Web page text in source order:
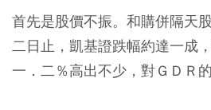
首先是股價不振。和購併隔天
二日止，凱基證跌幅約達一成
一．二％高出不少，對ＧＤＲ